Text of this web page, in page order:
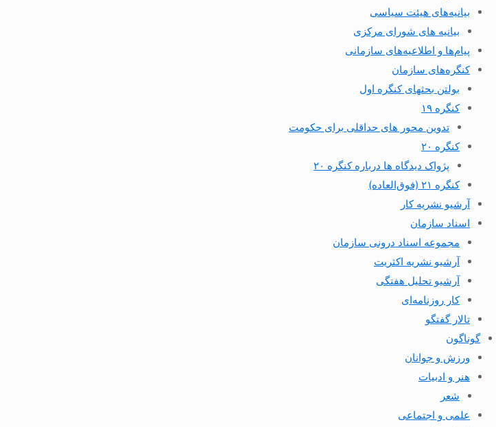
بیانیه‌های هیئت سیاسی
بیانیه های شورای مرکزی
پیام‌ها و اطلاعیه‌های سازمانی
کنگره‌های سازمان
بولتن بحثهای کنگره اول
کنگره ۱۹
تدوین محور های حداقلی برای حکومت
کنگره ۲۰
پژواک دیدگاه ها درباره کنگره ۲۰
کنگره ۲۱ (فوق‌العاده)
آرشیو نشریه کار
اسناد سازمان
مجموعه اسناد درونی سازمان
آرشیو نشریه اکثریت
آرشیو تحلیل هفتگی
کار روزنامه‌ای
تالار گفتگو
گوناگون
ورزش و جوانان
هنر و ادبیات
شعر
علمی و اجتماعی